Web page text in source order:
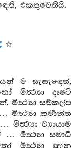
එකතුවෙතියි.
ම සැසැඳෙත්,
මිත්‍ථ්‍යා දෘෂ්ටි
මිත්‍ථ්‍යා සඞ්කල්ප
කර්‍මාන්ත
ව්‍යායාම
මිත්‍ථ්‍යා සමාධි
මිත්‍ථ්‍යා ඥාන